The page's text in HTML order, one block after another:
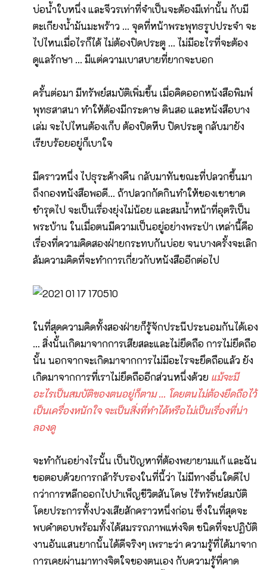
บ่อน้ำใบหนึ่ง และจีวรเท่าที่จำเป็นจะต้องมีเท่านั้น กับมี
ตะเกียงน้ำมันมะพร้าว ... จุดที่หน้าพระพุทธรูปประจำ จะ
ไปไหนเมื่อไรก็ได้ ไม่ต้องปิดประตู ... ไม่มีอะไรที่จะต้อง
ดูแลรักษา ... มีแต่ความเบาสบายที่ยากจะบอก
ครั้นต่อมา มีทรัพย์สมบัติเพิ่มขึ้น เมื่อคิดออกหนังสือพิมพ์
พุทธสาสนา ทำให้ต้องมีกระดาษ ดินสอ และหนังสือบาง
เล่ม จะไปไหนต้องเก็บ ต้องปิดหีบ ปิดประตู กลับมายัง
เรียบร้อยอยู่ก็เบาใจ
​มีคราวหนึ่ง ไปธุระค้างคืน กลับมาทันขณะที่ปลวกขึ้นมา
ถึงกองหนังสือพอดี... ถ้าปลวกกัดกินทำให้ของเขาขาด
ชำรุดไป จะเป็นเรื่องยุ่งไม่น้อย และสมน้ำหน้าที่อุตริเป็น
พระบ้าน ในเมื่อตนมีความเป็นอยู่อย่างพระป่า เหล่านี้คือ
เรื่องที่ความคิดสองฝ่ายกระทบกันบ่อย จนบางครั้งจะเลิก
ล้มความคิดที่จะทำการเกี่ยวกับหนังสืออีกต่อไป
ในที่สุดความคิดทั้งสองฝ่ายก็รู้จักประนีประนอมกันได้เอง
... สิ่งนั้นเกิดมาจากการเสียสละและไม่ยึดถือ การไม่ยึดถือ
นั้น นอกจากจะเกิดมาจากการไม่มีอะไรจะยึดถือแล้ว ยัง
เกิดมาจากการที่เราไม่ยึดถืออีกส่วนหนึ่งด้วย แม้จะมี
อะไรเป็นสมบัติของตนอยู่ก็ตาม ... โดยตนไม่ต้องยึดถือไว้
เป็นเครื่องหนักใจ จะเป็นสิ่งที่ทำได้หรือไม่เป็นเรื่องที่น่า
ลองดู
จะทำกันอย่างไรนั้น เป็นปัญหาที่ต้องพยายามแก้ และฉัน
ขอตอบด้วยการกล้ารับรองในที่นี้ว่า ไม่มีทางอื่นใดดีไป
กว่าการหลีกออกไปบำเพ็ญชีวิตสันโดษ ไร้ทรัพย์สมบัติ
โดยประการทั้งปวงเสียสักคราวหนึ่งก่อน ซึ่งในที่สุดจะ
พบคำตอบพร้อมทั้งได้สมรรถภาพแห่งจิต ชนิดที่จะปฏิบัติ
งานอันแสนยากนั้นได้ดีจริงๆ เพราะว่า ความรู้ที่ได้มาจาก
การเคยผ่านมาทางจิตใจของตนเอง กับความรู้ที่คาด